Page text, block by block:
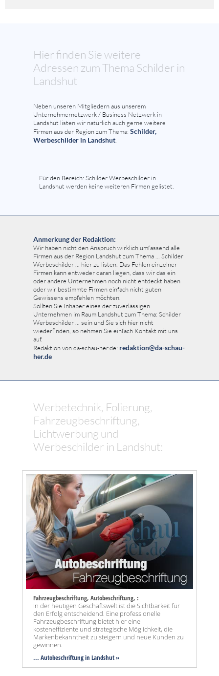
Hier finden Sie weitere
Adressen zum Thema Schilder in
Landshut
Neben unseren Mitgliedern aus unserem
Unternehmernetzwerk / Business Netzwerk in
Landshut listen wir natürlich auch gerne weitere
Firmen aus der Region zum Thema: Schilder,
Werbeschilder in Landshut
Für den Bereich: Schilder Werbeschilder in
Landshut werden keine weiteren Firmen gelistet.
Anmerkung der Redaktion:
Wir haben nicht den Anspruch wirklich umfassend alle
Firmen aus der Region Landshut zum Thema ... Schilder
Werbeschilder ... hier zu listen. Das Fehlen einzelner
Firmen kann entweder daran liegen, dass wir das ein
oder andere Unternehmen noch nicht entdeckt haben
oder wir bestimmte Firmen einfach nicht guten
Gewissens empfehlen möchten.
Sollten Sie Inhaber eines der zuverlässigen
Unternehmen im Raum Landshut zum Thema: Schilder
Werbeschilder ... sein und Sie sich hier nicht
wiederfinden, so nehmen Sie einfach Kontakt mit uns
auf.
Redaktion von da-schau-her.de: redaktion@da-schau-
her.de
Werbetechnik, Folierung,
Fahrzeugbeschriftung,
Lichtwerbung und
Werbeschilder in Landshut:
Fahrzeugbeschriftung, Autobeschriftung, :
In der heutigen Geschäftswelt ist die Sichtbarkeit für
den Erfolg entscheidend. Eine professionelle
Fahrzeugbeschriftung bietet hier eine
kosteneffiziente und strategische Möglichkeit, die
Markenbekanntheit zu steigern und neue Kunden zu
gewinnen.
... Autobeschriftung in Landshut »